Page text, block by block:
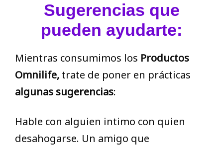
Sugerencias que
pueden ayudarte:
Mientras consumimos los Productos
Omnilife, trate de poner en prácticas
algunas sugerencias:
Hable con alguien intimo con quien
desahogarse. Un amigo que